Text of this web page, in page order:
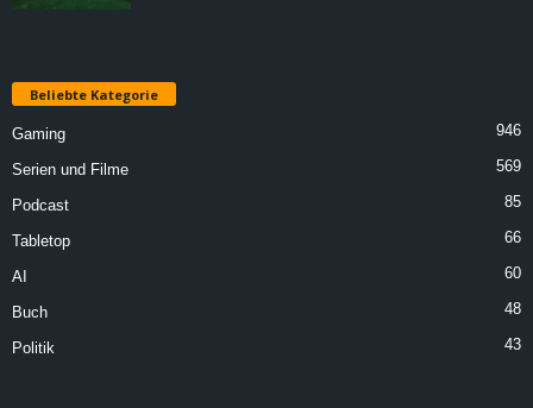
Beliebte Kategorie
Gaming 946
Serien und Filme 569
Podcast 85
Tabletop 66
AI 60
Buch 48
Politik 43